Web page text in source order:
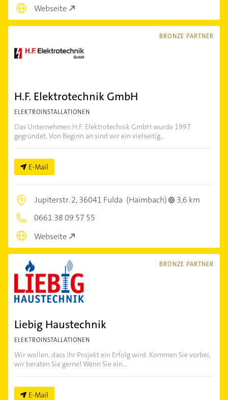
Webseite
BRONZE PARTNER
H.F. Elektrotechnik GmbH
ELEKTROINSTALLATIONEN
Das Unternehmen H.F. Elektrotechnik GmbH wurde 1997
gegründet. Von Beginn an sind wir ein vielseitig...
E-Mail
Jupiterstr. 2,36041 Fulda (Haimbach)
3,6 km
0661 38 09 57 55
Webseite
BRONZE PARTNER
Liebig Haustechnik
ELEKTROINSTALLATIONEN
Wir wollen, dass Ihr Projekt ein Erfolg wird. Kommen Sie vorbei,
wir beraten Sie gerne! Wenn Sie ein...
E-Mail